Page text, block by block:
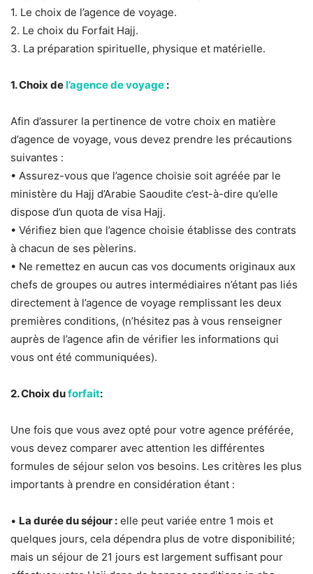
1. Le choix de l’agence de voyage.
2. Le choix du Forfait Hajj.
3. La préparation spirituelle, physique et matérielle.
1. Choix del’agence de voyage :
Afin d’assurer la pertinence de votre choix en matière
d’agence de voyage, vous devez prendre les précautions
suivantes :
• Assurez-vous que l’agence choisie soit agréée par le
ministère du Hajj d’Arabie Saoudite c’est-à-dire qu’elle
dispose d’un quota de visa Hajj.
• Vérifiez bien que l’agence choisie établisse des contrats
à chacun de ses pèlerins.
• Ne remettez en aucun cas vos documents originaux aux
chefs de groupes ou autres intermédiaires n’étant pas liés
directement à l’agence de voyage remplissant les deux
premières conditions, (n’hésitez pas à vous renseigner
auprès de l’agence afin de vérifier les informations qui
vous ont été communiquées).
2. Choix duforfait:
Une fois que vous avez opté pour votre agence préférée,
vous devez comparer avec attention les différentes
formules de séjour selon vos besoins. Les critères les plus
importants à prendre en considération étant :
• La durée du séjour : elle peut variée entre 1 mois et
quelques jours, cela dépendra plus de votre disponibilité;
mais un séjour de 21 jours est largement suffisant pour